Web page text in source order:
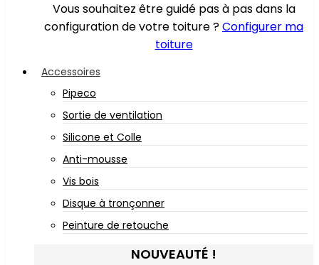
Vous souhaitez être guidé pas à pas dans la
configuration de votre toiture ?Configurer ma
toiture
Accessoires
Pipeco
Sortie de ventilation
Silicone et Colle
Anti-mousse
Vis bois
Disque à tronçonner
Peinture de retouche
NOUVEAUTÉ !